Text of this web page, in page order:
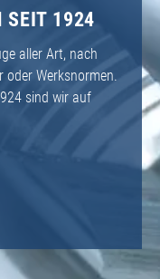
SEIT 1924
aller Art, nach
oder Werksnormen.
sind wir auf